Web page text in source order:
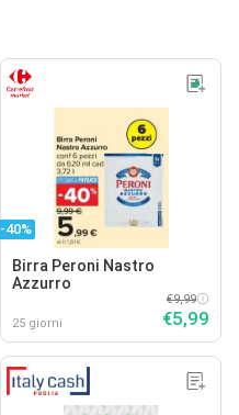
-40%
Birra Peroni Nastro
Azzurro
25 giorni
€9,99
€5,99